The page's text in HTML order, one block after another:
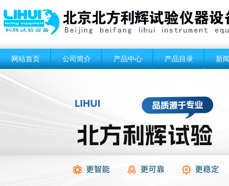
网站首页 公司简介 产品中心 产品目录 新